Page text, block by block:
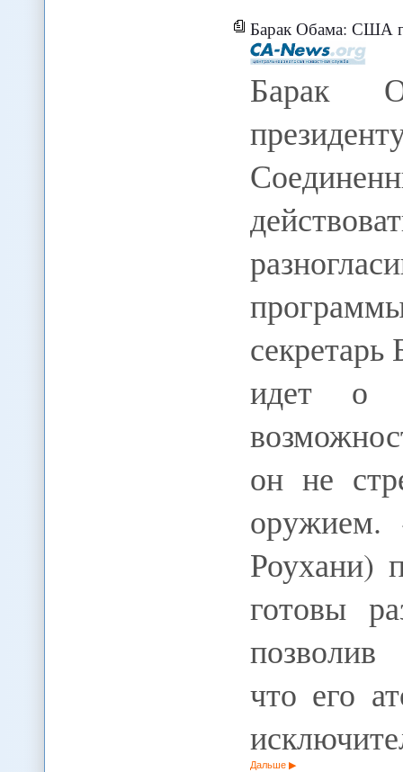
Барак Обама: США готовы
Барак
идет о
он не
оружием.
Роухани)
готовы
позволив
что его
Дальше